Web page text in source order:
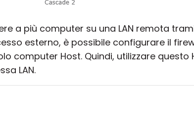
a più computer su una LAN remota
esterno, è possibile configurare il
computer Host. Quindi, utilizzare questo
LAN.